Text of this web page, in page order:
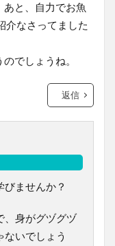
あと、自力でお魚
介なさってました
でしょうね。
返信
ませんか？
、身がグヅグヅ
いでしょう